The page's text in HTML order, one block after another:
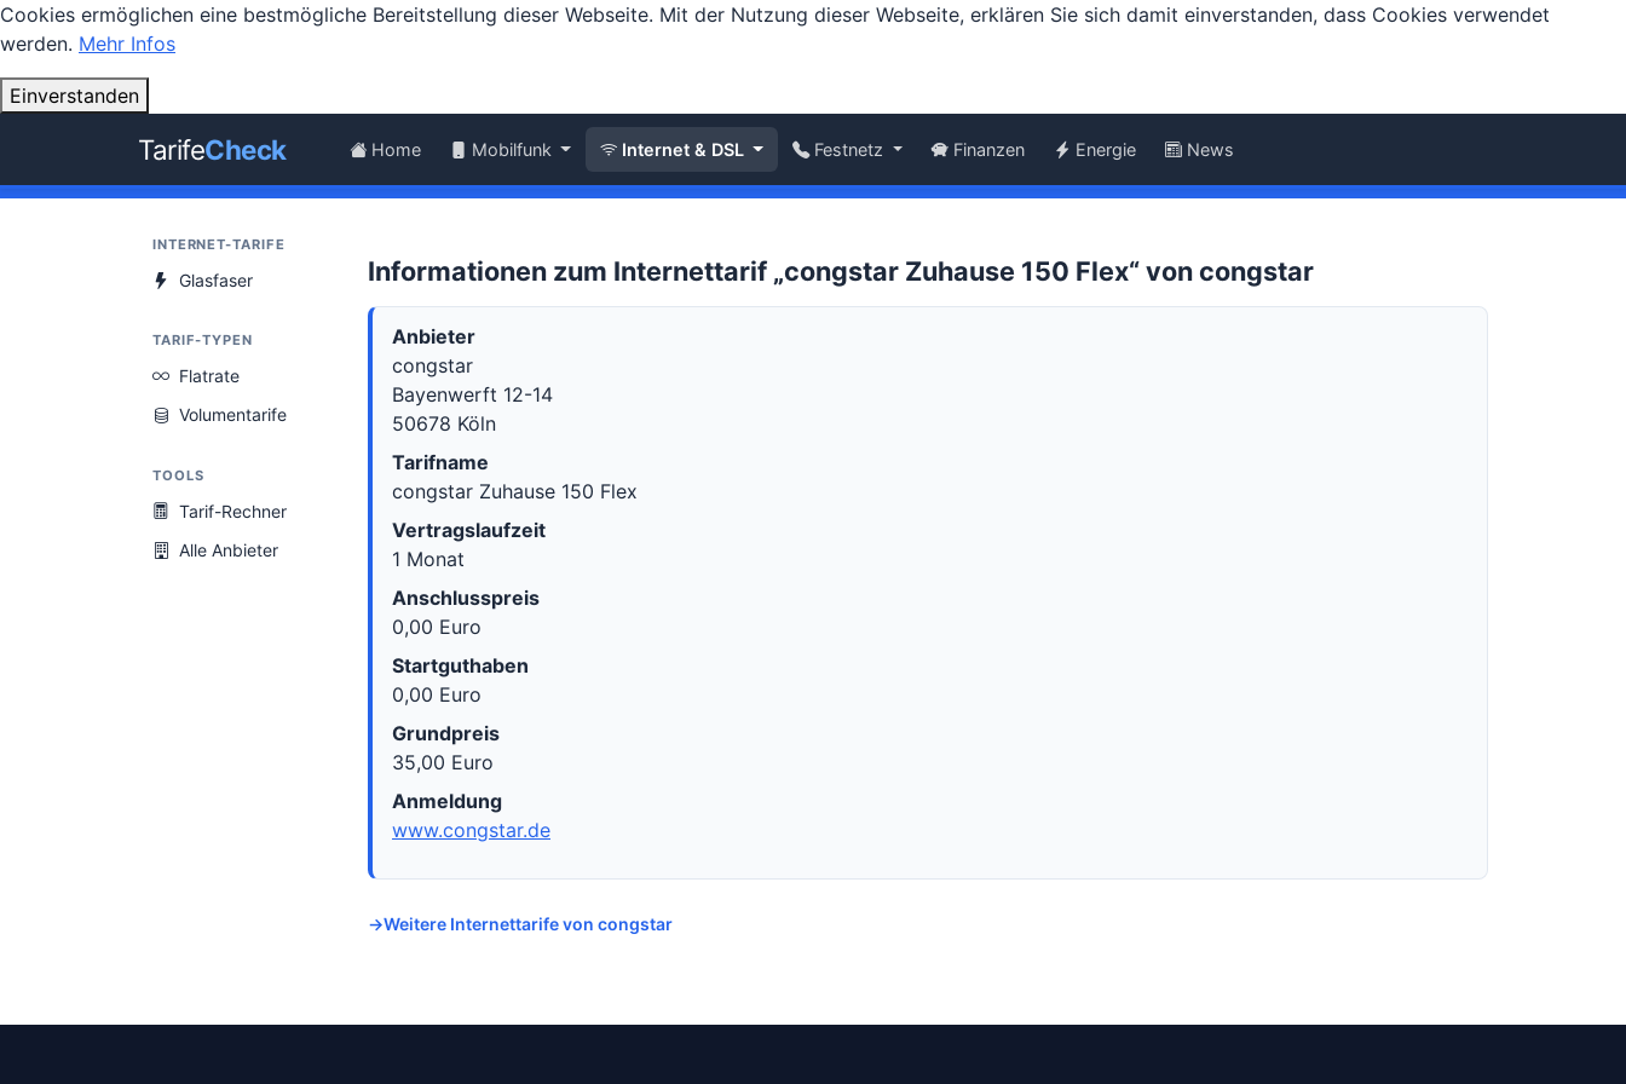
Cookies ermöglichen eine bestmögliche Bereitstellung dieser Webseite. Mit der Nutzung dieser Webseite, erklären Sie sich damit einverstanden, dass Cookies verwendet
werden. Mehr Infos
Einverstanden
TarifeCheck Home Mobilfunk Internet & DSL Festnetz Finanzen Energie News
INTERNET-TARIFE
Glasfaser
TARIF-TYPEN
Flatrate
Volumentarife
TOOLS
Tarif-Rechner
Alle Anbieter
Informationen zum Internettarif „congstar Zuhause 150 Flex“ von congstar
Anbieter
congstar
Bayenwerft 12-14
50678 Köln
Tarifname
congstar Zuhause 150 Flex
Vertragslaufzeit
1 Monat
Anschlusspreis
0,00 Euro
Startguthaben
0,00 Euro
Grundpreis
35,00 Euro
Anmeldung
www.congstar.de
Weitere Internettarife von congstar